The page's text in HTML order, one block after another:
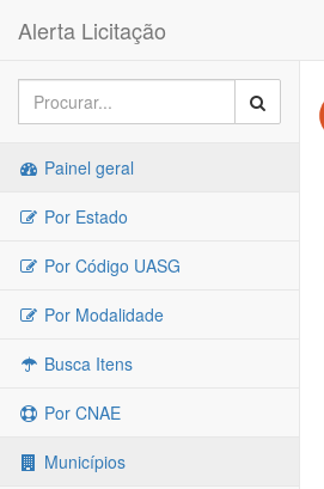
Alerta Licitação
Painel geral
Por Estado
Por Código UASG
Por Modalidade
Busca Itens
Por CNAE
Municípios